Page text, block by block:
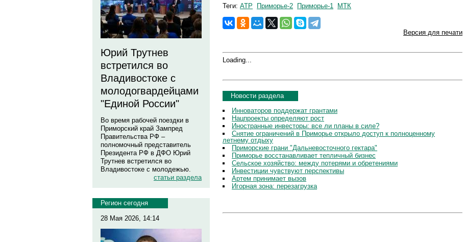
Юрий Трутнев
встретился во
Владивостоке с
молодогвардейцами
"Единой России"
Во время рабочей поездки в
Приморский край Зампред
Правительства РФ –
полномочный представитель
Президента РФ в ДФО Юрий
Трутнев встретился во
Владивостоке с молодежью.
статьи раздела
Регион сегодня
28 Мая 2026, 14:14
Теги: АТР Приморье-2 Приморье-1 МТК
Версия для печати
Loading...
Новости раздела
Инноваторов поддержат грантами
Нацпроекты определяют рост
Иностранные инвесторы: все ли планы в силе?
Снятие ограничений в Приморье открыло доступ к полноценному
летнему отдыху
Приморские грани "Дальневосточного гектара"
Приморье восстанавливает тепличный бизнес
Сельское хозяйство: между потерями и обретениями
Инвестиции чувствуют перспективы
Артем принимает вызов
Игорная зона: перезагрузка